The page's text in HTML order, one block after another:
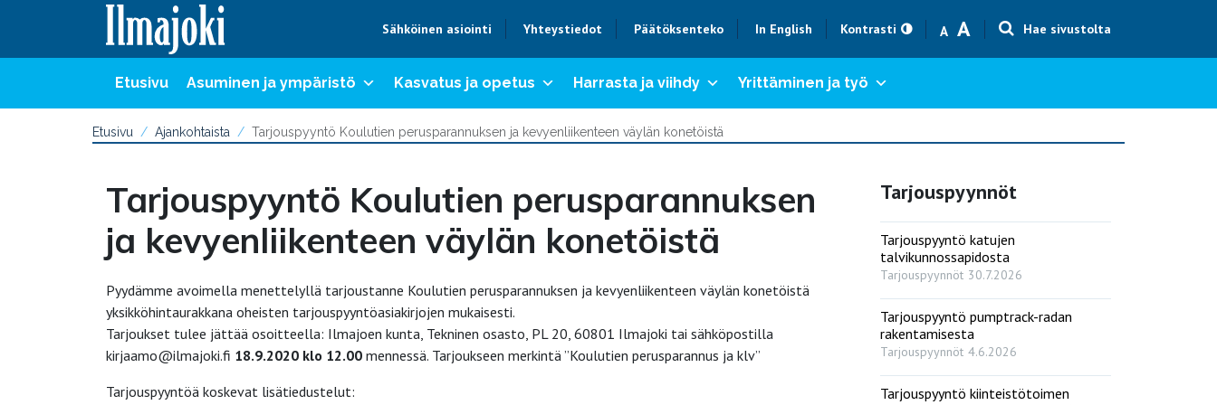
Sähköinen asiointi Yhteystiedot Päätöksenteko In English Kontrasti A
Text size smaller
AText size bigger
Hae sivustolta
Etusivu Asuminen ja ympäristö Kasvatus ja opetus Harrasta ja viihdy Yrittäminen ja työ
Etusivu Ajankohtaista Tarjouspyyntö Koulutien perusparannuksen ja kevyenliikenteen väylän konetöistä
Tarjouspyyntö Koulutien perusparannuksen
ja kevyenliikenteen väylän konetöistä
Pyydämme avoimella menettelyllä tarjoustanne Koulutien perusparannuksen ja kevyenliikenteen väylän konetöistä
yksikköhintaurakkana oheisten tarjouspyyntöasiakirjojen mukaisesti.
Tarjoukset tulee jättää osoitteella: Ilmajoen kunta, Tekninen osasto, PL 20, 60801 Ilmajoki tai sähköpostilla
kirjaamo@ilmajoki.fi 18.9.2020 klo 12.00 mennessä. Tarjoukseen merkintä ”Koulutien perusparannus ja klv”
Tarjouspyyntöä koskevat lisätiedustelut:
Tarjouspyynnöt
Tarjouspyyntö katujen
talvikunnossapidosta
Tarjouspyynnöt 30.7.2026
Tarjouspyyntö pumptrack-radan
rakentamisesta
Tarjouspyynnöt 4.6.2026
Tarjouspyyntö kiinteistötoimen